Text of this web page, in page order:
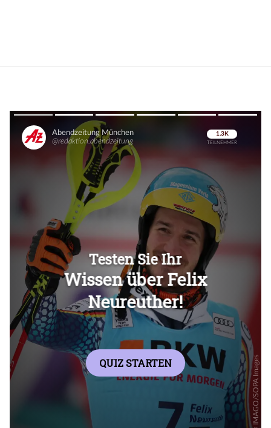
Überspringen
Überspringen